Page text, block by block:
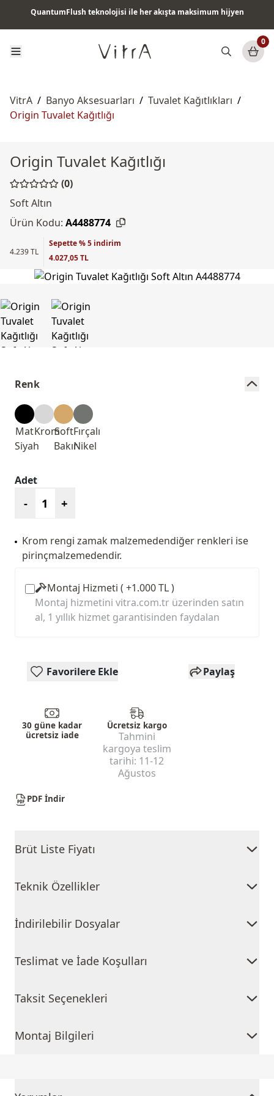
QuantumFlush teknolojisi ile her akışta maksimum hijyen
0
VitrA / Banyo Aksesuarları / Tuvalet Kağıtlıkları /
Origin Tuvalet Kağıtlığı
Origin Tuvalet Kağıtlığı
(0)
Soft Altın
Ürün Kodu: A4488774
4.239 TL
Sepette % 5 indirim
4.027,05 TL
Renk
Mat
Siyah
KromSoft
Bakır
Fırçalı
Nikel
Adet
- +
Krom rengi zamak malzemedendiğer renkleri ise
pirinçmalzemedendir.
Montaj Hizmeti ( +1.000 TL )
Montaj hizmetini vitra.com.tr üzerinden satın
al, 1 yıllık hizmet garantisinden faydalan
Favorilere Ekle Paylaş
30 güne kadar
ücretsiz iade
Ücretsiz kargo
Tahmini
kargoya teslim
tarihi: 11-12
Ağustos
PDF İndir
Brüt Liste Fiyatı
Teknik Özellikler
İndirilebilir Dosyalar
Teslimat ve İade Koşulları
Taksit Seçenekleri
Montaj Bilgileri